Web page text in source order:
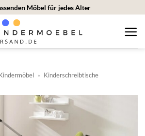
Möbel für jedes Alter
» Kinderschreibtische